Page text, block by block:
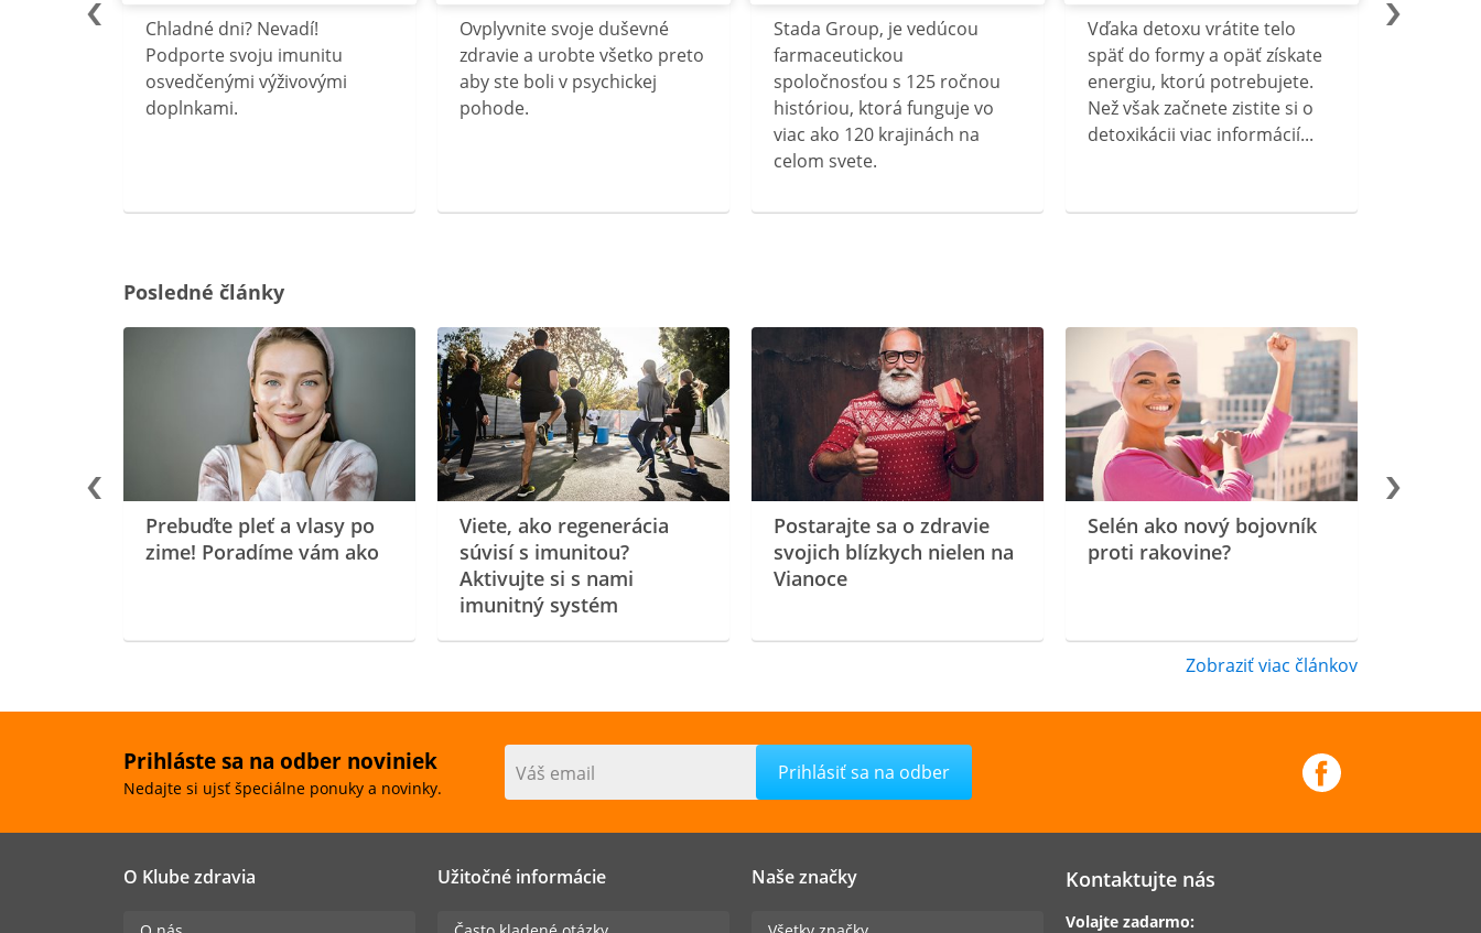
Chladné dni? Nevadí!
Podporte svoju imunitu
osvedčenými výživovými
doplnkami.
Ovplyvnite svoje duševné
zdravie a urobte všetko preto
aby ste boli v psychickej
pohode.
Stada Group, je vedúcou
farmaceutickou
spoločnosťou s 125 ročnou
históriou, ktorá funguje vo
viac ako 120 krajinách na
celom svete.
Vďaka detoxu vrátite telo
späť do formy a opäť získate
energiu, ktorú potrebujete.
Než však začnete zistite si o
detoxikácii viac informácií...
Posledné články
Prebuďte pleť a vlasy po
zime! Poradíme vám ako
Viete, ako regenerácia
súvisí s imunitou?
Aktivujte si s nami
imunitný systém
Postarajte sa o zdravie
svojich blízkych nielen na
Vianoce
Selén ako nový bojovník
proti rakovine?
Zobraziť viac článkov
Prihláste sa na odber noviniek
Nedajte si ujsť špeciálne ponuky a novinky.
Váš email
O Klube zdravia Užitočné informácie Naše značky Kontaktujte nás
Volajte zadarmo: